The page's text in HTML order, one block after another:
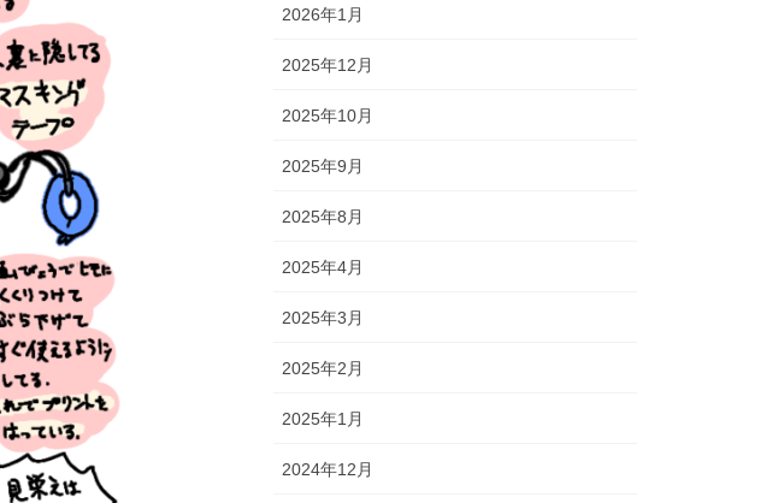
2026年1月
2025年12月
2025年10月
2025年9月
2025年8月
2025年4月
2025年3月
2025年2月
2025年1月
2024年12月